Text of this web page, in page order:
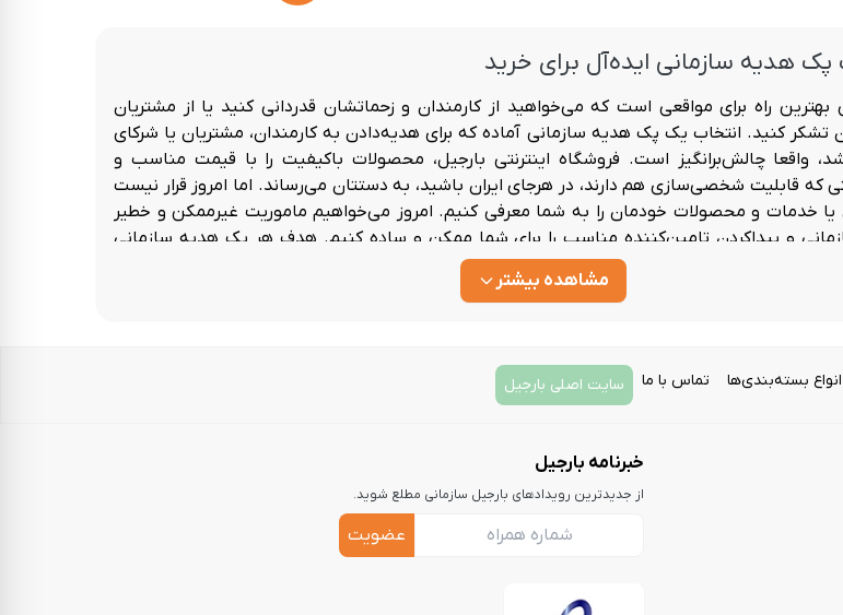
هدیه سازمانی ایده‌آل برای خرید
بهترین راه برای مواقعی است که می‌خواهید از کارمندان و زحماتشان قدردانی کنید یا از مشتریان
تشکر کنید. انتخاب یک پک هدیه سازمانی آماده که برای هدیه‌دادن به کارمندان، مشتریان یا شرکای
واقعا چالش‌برانگیز است. فروشگاه اینترنتی بارجیل، محصولات باکیفیت را با قیمت مناسب و
که قابلیت شخصی‌سازی هم دارند، در هرجای ایران باشید، به دستتان می‌رساند. اما امروز قرار نیست
یا خدمات و محصولات خودمان را به شما معرفی کنیم. امروز می‌خواهیم ماموریت غیرممکن و خطیر
و پیدا‌کردن تامین‌کننده مناسب را برای شما ممکن و ساده کنیم. هدف هر پک هدیه سازمانی
مرسوم برای این هدایا از این قرارند:
گویی ( ولکام پکیج)
در زندگی شخصی، مثل ازدواج یا بچه‌دار شدن
مثل سالگرد تاسیس کمپانی یا سالگرد شروع همکاری با کارمند، مشتری یا شریک تجاری
مشاهده بیشتر
انواع بسته‌بندی‌ها تماس با ما سایت اصلی بارجیل
خبرنامه بارجیل
از جدیدترین رویدادهای بارجیل سازمانی مطلع شوید.
عضویت